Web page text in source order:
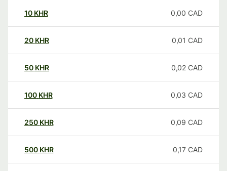
10 KHR 0,00 CAD
20 KHR 0,01 CAD
50 KHR 0,02 CAD
100 KHR 0,03 CAD
250 KHR 0,09 CAD
500 KHR 0,17 CAD